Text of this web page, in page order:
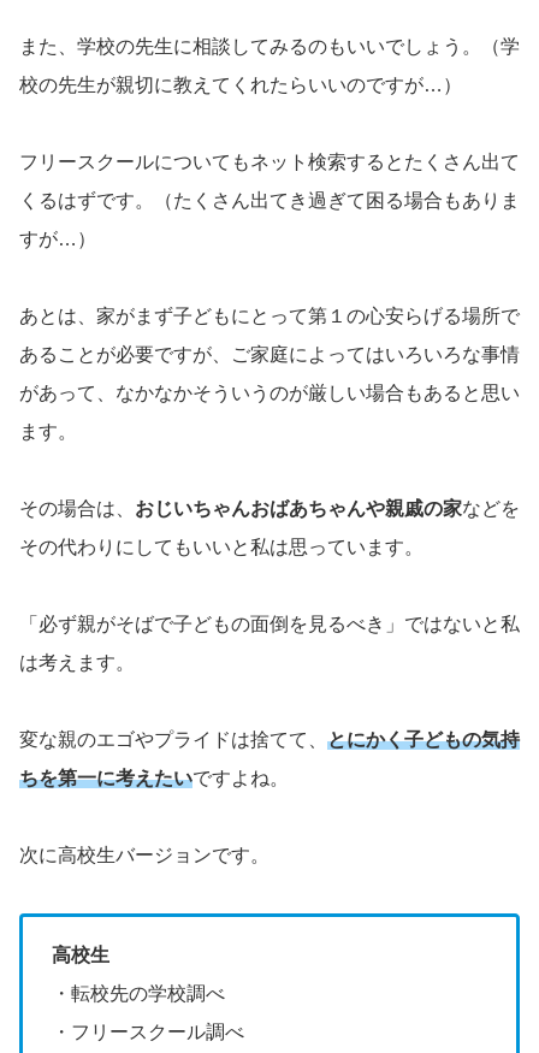
また、学校の先生に相談してみるのもいいでしょう。（学
校の先生が親切に教えてくれたらいいのですが…）
フリースクールについてもネット検索するとたくさん出て
くるはずです。（たくさん出てき過ぎて困る場合もありま
すが…）
あとは、家がまず子どもにとって第１の心安らげる場所で
あることが必要ですが、ご家庭によってはいろいろな事情
があって、なかなかそういうのが厳しい場合もあると思い
ます。
その場合は、 おじいちゃんおばあちゃんや親戚の家などを
その代わりにしてもいいと私は思っています。
「必ず親がそばで子どもの面倒を見るべき」ではないと私
は考えます。
変な親のエゴやプライドは捨てて、 とにかく子どもの気持
ちを第一に考えたいですよね。
次に高校生バージョンです。
高校生
・転校先の学校調べ
・フリースクール調べ